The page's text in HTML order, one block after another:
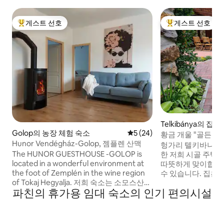
상위 게스트 선호
게스트 선호
Golop의 농장 체험 숙소 평점 5점(5점 만점), 후기 24
5 (24)
Hunor Vendégház-Golop, 젬플렌 산맥
The HUNOR GUESTHOUSE -GOLOP is
located in a wonderful environment at
the foot of Zemplén in the wine region
of Tokaj Hegyalja. 저희 숙소는 소모스산
아래에 위치해 있습니다. 뒷마당은 주변 풍
경을 향해 개방되어 있으며, 테라스와 파노
상위 게스트 선호
게스트 선호
Telkibánya의 집
황금 개울 "골든
헝가리 텔키바냐
한 저희 시골 주택
따뜻하게 맞이합
수 있습니다. 집은
외 좌석을 위한 정
정원이 있습니다.
파친의 휴가용 임대 숙소의 인기 편의시설